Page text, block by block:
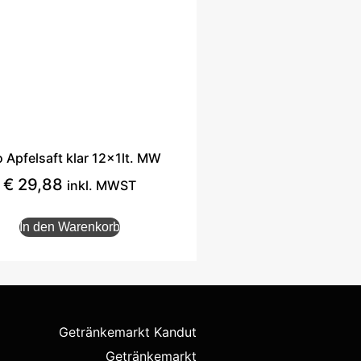
Apfelsaft klar 12x1lt. MW
€ 29,88 inkl. MWST
In den Warenkorb
Getränkemarkt Kandut
Getränkemarkt